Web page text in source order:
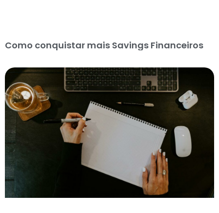
Como conquistar mais Savings Financeiros